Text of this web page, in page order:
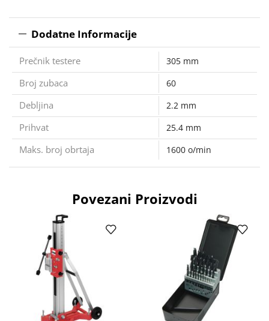
Dodatne Informacije
Prečnik testere 305 mm
Broj zubaca 60
Debljina 2.2 mm
Prihvat 25.4 mm
Maks. broj obrtaja 1600 o/min
Povezani Proizvodi